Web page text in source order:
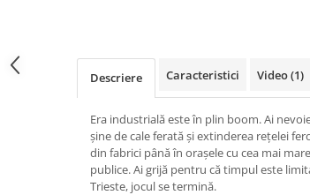
Aventură
Descriere Caracteristici Video(1)
Era industrială este în plin boom. Ai
șine de cale ferată și extinderea rețelei
din fabrici până în orașele cu cea mai
publice. Ai grijă pentru că timpul este
Trieste, jocul se termină.